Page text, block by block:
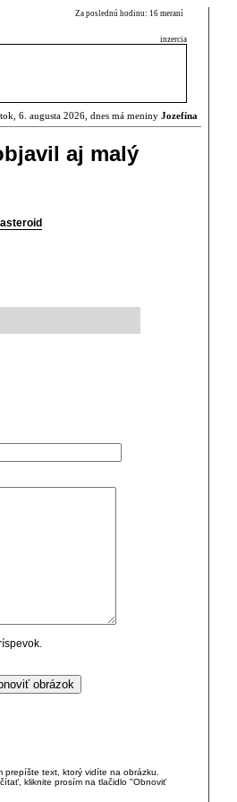
Za poslednú hodinu: 16 meraní
inzercia
6. augusta 2026, dnes má meniny Jozefína
aj malý
prepíšte text, ktorý vidíte na obrázku.
kliknite prosím na tlačidlo "Obnoviť